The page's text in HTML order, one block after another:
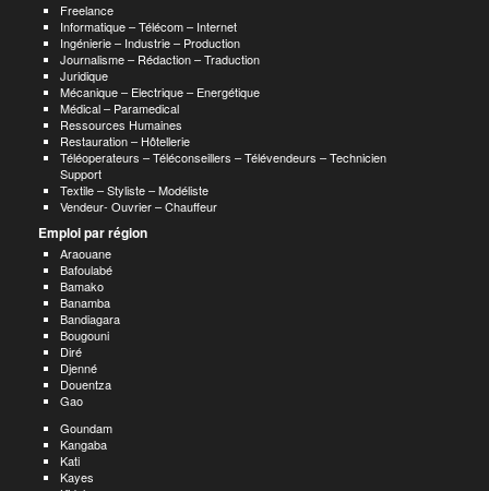
Freelance
Informatique – Télécom – Internet
Ingénierie – Industrie – Production
Journalisme – Rédaction – Traduction
Juridique
Mécanique – Electrique – Energétique
Médical – Paramedical
Ressources Humaines
Restauration – Hôtellerie
Téléoperateurs – Téléconseillers – Télévendeurs – Technicien
Support
Textile – Styliste – Modéliste
Vendeur- Ouvrier – Chauffeur
Emploi par région
Araouane
Bafoulabé
Bamako
Banamba
Bandiagara
Bougouni
Diré
Djenné
Douentza
Gao
Goundam
Kangaba
Kati
Kayes